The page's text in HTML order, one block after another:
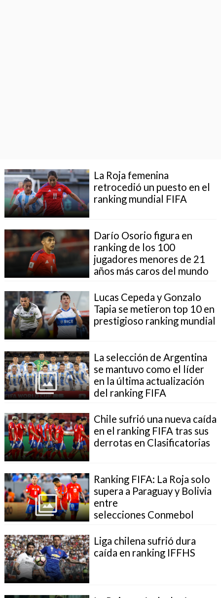
La Roja femenina
retrocedió un puesto en el
ranking mundial FIFA
Darío Osorio figura en
ranking de los 100
jugadores menores de 21
años más caros del mundo
Lucas Cepeda y Gonzalo
Tapia se metieron top 10 en
prestigioso ranking mundial
La selección de Argentina
se mantuvo como el líder
en la última actualización
del ranking FIFA
Chile sufrió una nueva caída
en el ranking FIFA tras sus
derrotas en Clasificatorias
Ranking FIFA: La Roja solo
supera a Paraguay y Bolivia
entre
selecciones Conmebol
Liga chilena sufrió dura
caída en ranking IFFHS